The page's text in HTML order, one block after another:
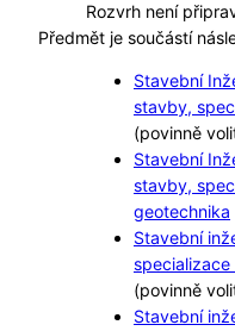
Rozvrh není
Předmět je součástí
Stavební
stavby,
(povinně
Stavební
stavby,
geotechnika
Stavební
(povinně
Stavební